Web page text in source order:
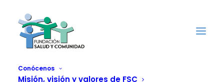
Conócenos
Misión, visión y valores de FSC